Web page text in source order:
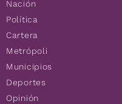
Nación
Política
Cartera
Metrópoli
Municipios
Deportes
Opinión